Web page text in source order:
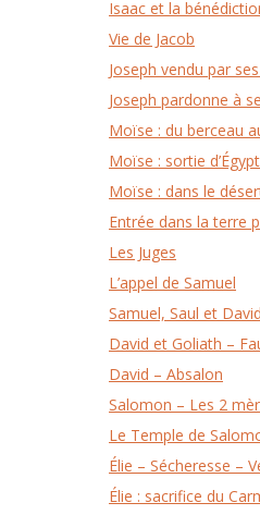
Isaac et la
Vie de Jacob
Joseph vendu par
Joseph pardonne à
Moïse : du berceau
Moïse : sortie
Moïse : dans le
Entrée dans la terre
Les Juges
L’appel de Samuel
Samuel, Saul et David
David et Goliath –
David – Absalon
Salomon – Les 2
Le Temple de
Élie – Sécheresse –
Élie : sacrifice du